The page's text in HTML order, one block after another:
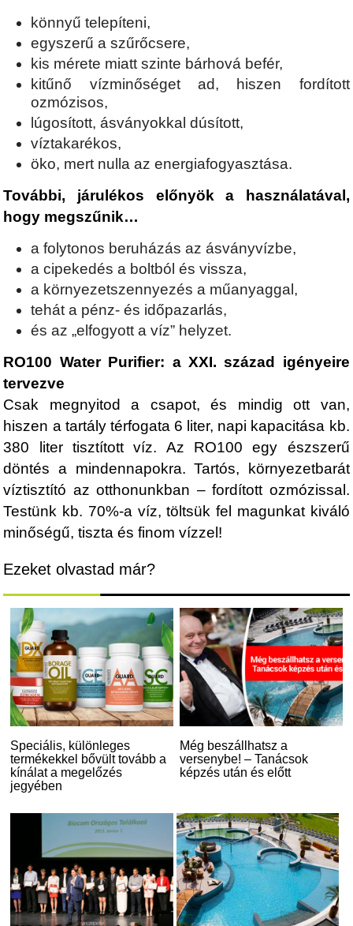
könnyű telepíteni,
egyszerű a szűrőcsere,
kis mérete miatt szinte bárhová befér,
kitűnő vízminőséget ad, hiszen fordított
ozmózisos,
lúgosított, ásványokkal dúsított,
víztakarékos,
öko, mert nulla az energiafogyasztása.
További, járulékos előnyök a használatával,
hogy megszűnik…
a folytonos beruházás az ásványvízbe,
a cipekedés a boltból és vissza,
a környezetszennyezés a műanyaggal,
tehát a pénz- és időpazarlás,
és az „elfogyott a víz” helyzet.
RO100 Water Purifier: a XXI. század igényeire
tervezve
Csak megnyitod a csapot, és mindig ott van,
hiszen a tartály térfogata 6 liter, napi kapacitása kb.
380 liter tisztított víz. Az RO100 egy észszerű
döntés a mindennapokra. Tartós, környezetbarát
víztisztító az otthonunkban – fordított ozmózissal.
Testünk kb. 70%-a víz, töltsük fel magunkat kiváló
minőségű, tiszta és finom vízzel!
Ezeket olvastad már?
Speciális, különleges
termékekkel bővült tovább a
kínálat a megelőzés
jegyében
Még beszállhatsz a
versenybe! – Tanácsok
képzés után és előtt